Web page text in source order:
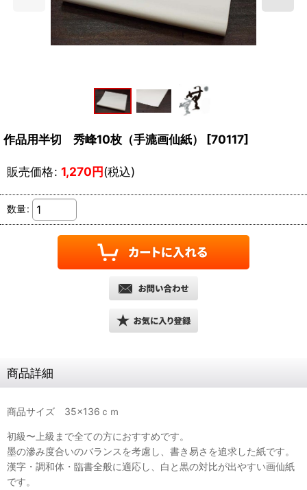
作品用半切 秀峰10枚（手漉画仙紙） [70117]
販売価格: 1,270円(税込)
数量:
商品詳細
商品サイズ 35×136ｃｍ
初級〜上級まで全ての方におすすめです。
墨の滲み度合いのバランスを考慮し、書き易さを追求した紙です。
漢字・調和体・臨書全般に適応し、白と黒の対比が出やすい画仙紙
です。